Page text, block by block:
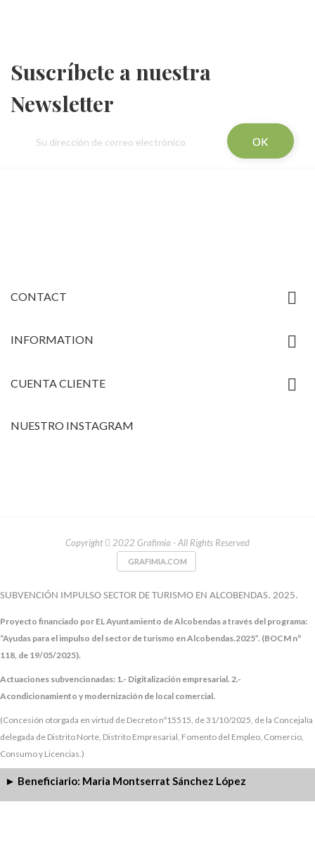
Suscríbete a nuestra
Newsletter
CONTACT 
INFORMATION 
CUENTA CLIENTE 
NUESTRO INSTAGRAM
Copyright 2022 Grafimia - All Rights Reserved
GRAFIMIA.COM
SUBVENCIÓN IMPULSO SECTOR DE TURISMO EN ALCOBENDAS. 2025.
Proyecto financiado por EL Ayuntamiento de Alcobendas a través del programa:
“Ayudas para el impulso del sector de turismo en Alcobendas.2025”. (BOCM nº
118, de 19/05/2025).
Actuaciones subvencionadas: 1.- Digitalización empresarial. 2.-
Acondicionamiento y modernización de local comercial.
(Concesión otorgada en virtud de Decreto nº15515, de 31/10/2025, de la Concejalía
delegada de Distrito Norte, Distrito Empresarial, Fomento del Empleo, Comercio,
Consumo y Licencias.)
► Beneficiario: Maria Montserrat Sánchez López